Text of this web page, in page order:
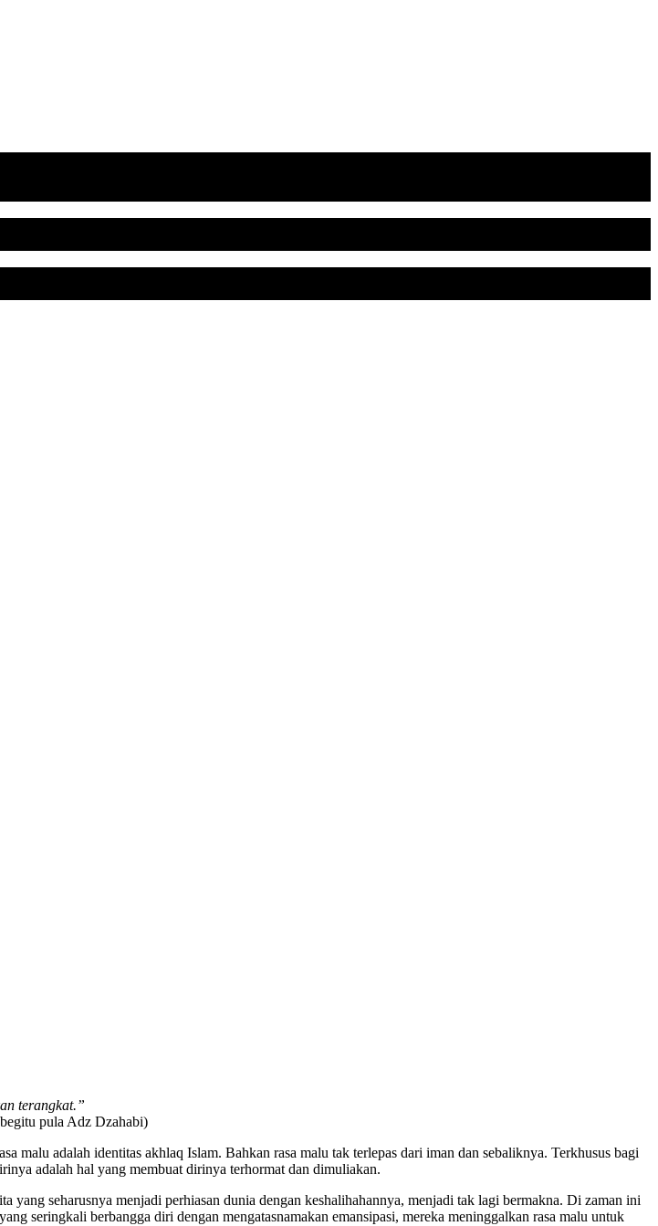
terangkat.”
pula Adz Dzahabi)
malu adalah identitas akhlaq Islam. Bahkan rasa malu tak terlepas dari iman dan sebaliknya. Terkhusus bagi
adalah hal yang membuat dirinya terhormat dan dimuliakan.
seharusnya menjadi perhiasan dunia dengan keshalihahannya, menjadi tak lagi bermakna. Di zaman ini
seringkali berbangga diri dengan mengatasnamakan emansipasi, mereka meninggalkan rasa malu untuk